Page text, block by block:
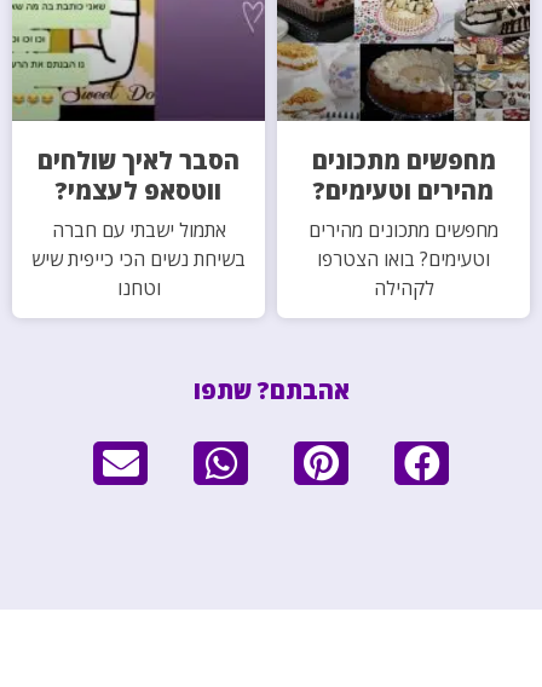
מחפשים מתכונים
מהירים וטעימים?
מחפשים מתכונים מהירים
וטעימים? בואו הצטרפו
לקהילה
הסבר לאיך שולחים
ווטסאפ לעצמי?
אתמול ישבתי עם חברה
בשיחת נשים הכי כייפית שיש
וטחנו
אהבתם? שתפו